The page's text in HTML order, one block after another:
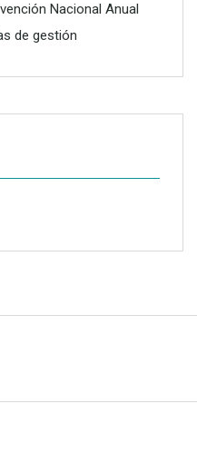
Nacional Anual
de gestión